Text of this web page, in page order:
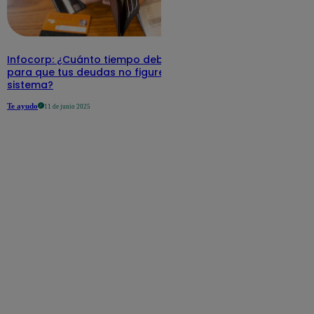
Infocorp: ¿Cuánto tiempo debe pasar
para que tus deudas no figuren en su
sistema?
Te ayudo 11 de junio 2025